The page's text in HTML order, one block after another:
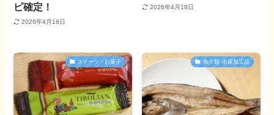
ピ確定！
2026年4月18日
2026年4月18日
スイーツ・お菓子 魚介類･水産加工品